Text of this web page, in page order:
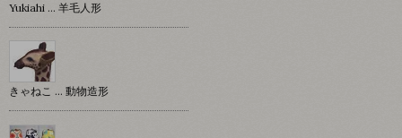
Yukiahi … 羊毛人形
きゃねこ … 動物造形